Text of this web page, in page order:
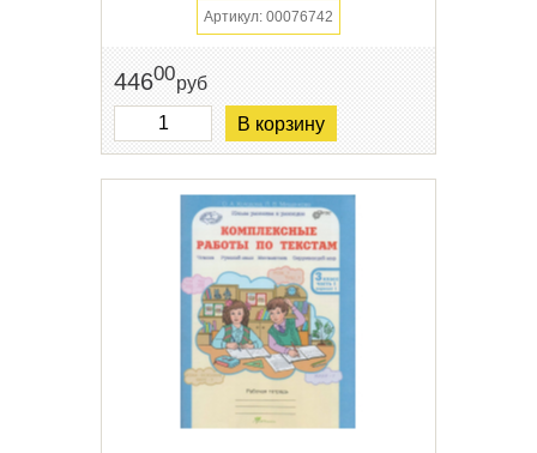
Артикул: 00076742
44600руб
В корзину